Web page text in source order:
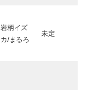
岩柄イズ
カ/まるろ
未定